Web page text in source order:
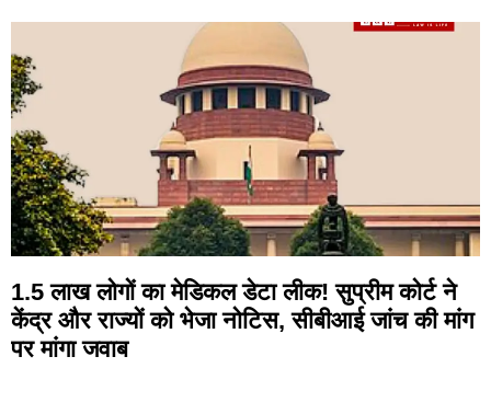
1.5 लाख लोगों का मेडिकल डेटा लीक! सुप्रीम कोर्ट ने
केंद्र और राज्यों को भेजा नोटिस, सीबीआई जांच की मांग
पर मांगा जवाब